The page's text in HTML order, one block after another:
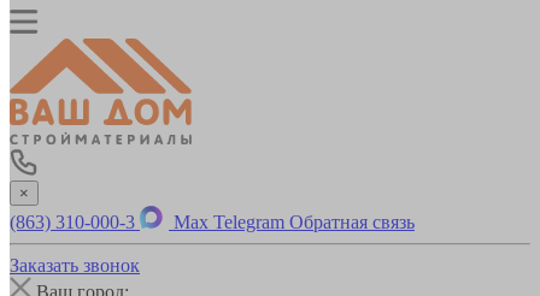
×
(863) 310-000-3 Max Telegram Обратная связь
Заказать звонок
Ваш город: